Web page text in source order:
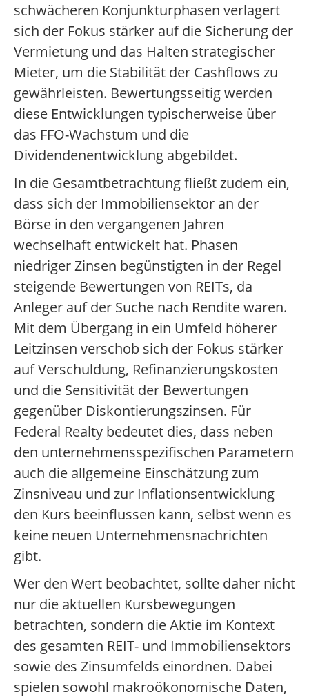
schwächeren Konjunkturphasen verlagert
sich der Fokus stärker auf die Sicherung der
Vermietung und das Halten strategischer
Mieter, um die Stabilität der Cashflows zu
gewährleisten. Bewertungsseitig werden
diese Entwicklungen typischerweise über
das FFO-Wachstum und die
Dividendenentwicklung abgebildet.
In die Gesamtbetrachtung fließt zudem ein,
dass sich der Immobiliensektor an der
Börse in den vergangenen Jahren
wechselhaft entwickelt hat. Phasen
niedriger Zinsen begünstigten in der Regel
steigende Bewertungen von REITs, da
Anleger auf der Suche nach Rendite waren.
Mit dem Übergang in ein Umfeld höherer
Leitzinsen verschob sich der Fokus stärker
auf Verschuldung, Refinanzierungskosten
und die Sensitivität der Bewertungen
gegenüber Diskontierungszinsen. Für
Federal Realty bedeutet dies, dass neben
den unternehmensspezifischen Parametern
auch die allgemeine Einschätzung zum
Zinsniveau und zur Inflationsentwicklung
den Kurs beeinflussen kann, selbst wenn es
keine neuen Unternehmensnachrichten
gibt.
Wer den Wert beobachtet, sollte daher nicht
nur die aktuellen Kursbewegungen
betrachten, sondern die Aktie im Kontext
des gesamten REIT- und Immobiliensektors
sowie des Zinsumfelds einordnen. Dabei
spielen sowohl makroökonomische Daten,